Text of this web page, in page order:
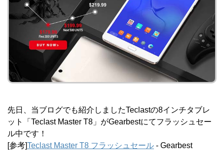
先日、当ブログでも紹介しましたTeclastの8インチタブレ
ット「Teclast Master T8」がGearbestにてフラッシュセー
ル中です！
[参考]Teclast Master T8 フラッシュセール - Gearbest